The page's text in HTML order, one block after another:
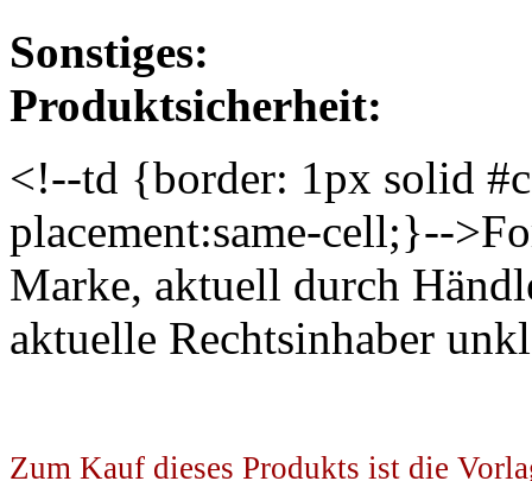
Sonstiges:
Produktsicherheit:
<!--td {border: 1px solid
placement:same-cell;}--
Marke, aktuell durch
aktuelle Rechtsinhaber
Zum Kauf dieses Produkts ist die